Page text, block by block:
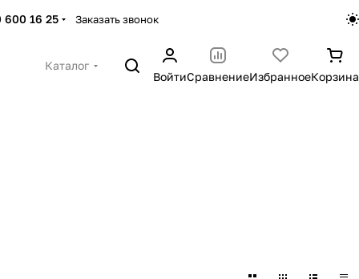
600 16 25 Заказать звонок
Каталог
ВойтиСравнениеИзбранноеКорзина